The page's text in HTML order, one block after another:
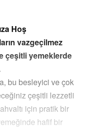
Hoş
vazgeçilmez
çeşitli yemeklerde
bu besleyici ve çok
çeşitli lezzetli
için pratik bir
hafif bir